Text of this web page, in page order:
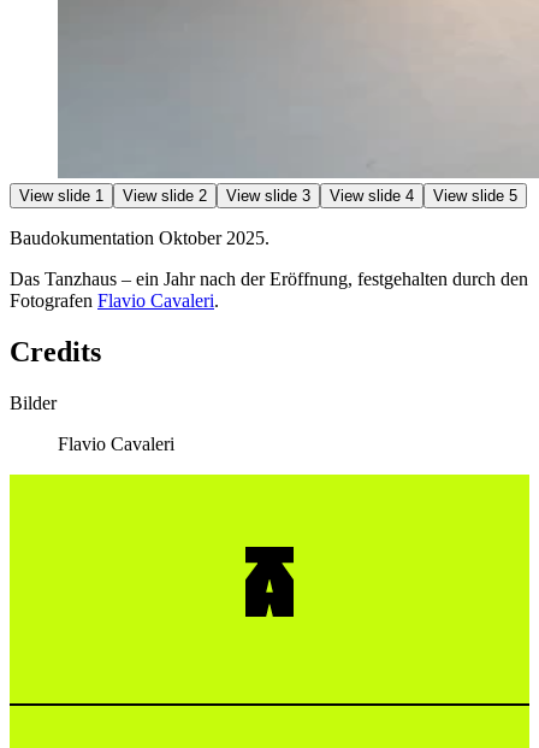
View slide 1 View slide 2 View slide 3 View slide 4 View slide 5
Baudokumentation Oktober 2025.
Das Tanzhaus – ein Jahr nach der Eröffnung, festgehalten durch den
Fotografen Flavio Cavaleri.
Credits
Bilder
Flavio Cavaleri